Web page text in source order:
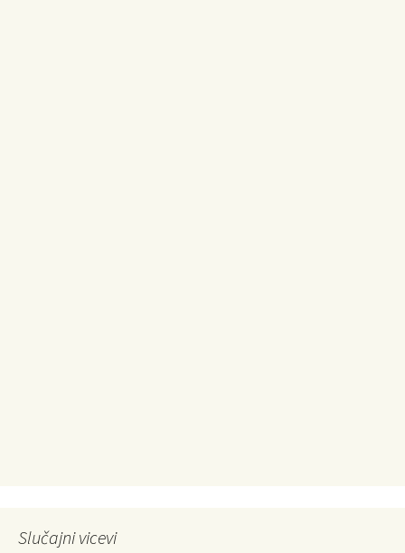
Slučajni vicevi